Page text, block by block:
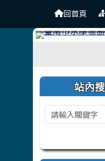
臺南市永
回首頁
左邊區域
站內
頁尾區域